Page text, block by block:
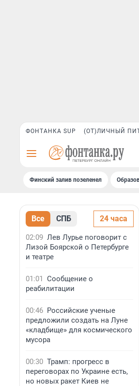
ФОНТАНКА SUP (ОТ)ЛИЧНЫЙ
Финский залив позеленел
Все СПБ 24 часа
02:09 Лев Лурье поговорит с
Лизой Боярской о Петербурге
и театре
01:01 Сообщение о
реабилитации
00:46 Российские ученые
предложили создать на Луне
«кладбище» для космического
мусора
00:30 Трамп: прогресс в
переговорах по Украине есть,
но новых ракет Киев не